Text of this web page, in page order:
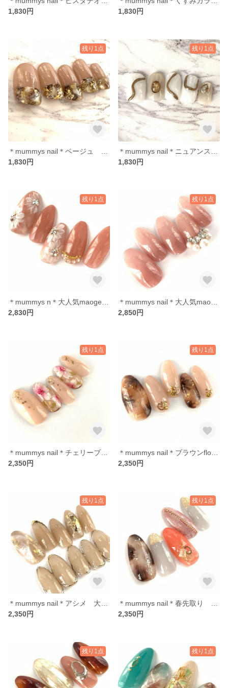
1,830円
1,830円
残り1点
1,830円
残り1点
1,830円
残り1点
2,830円
残り1点
2,850円
残り1点
2,350円
残り1点
2,350円
残り1点
2,350円
残り1点
2,350円
残り1点 残り1点